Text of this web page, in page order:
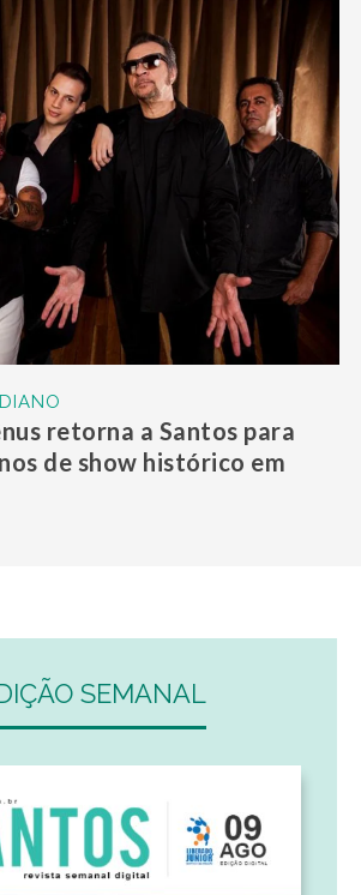
retorna a Santos para
de show histórico em
SEMANAL